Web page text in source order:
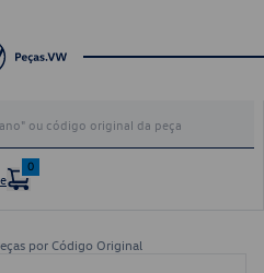
0
por Código Original